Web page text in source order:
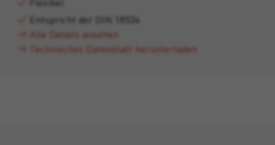
Flexibel
Entspricht der DIN 18534
Alle Details ansehen
Technisches Datenblatt herunterladen